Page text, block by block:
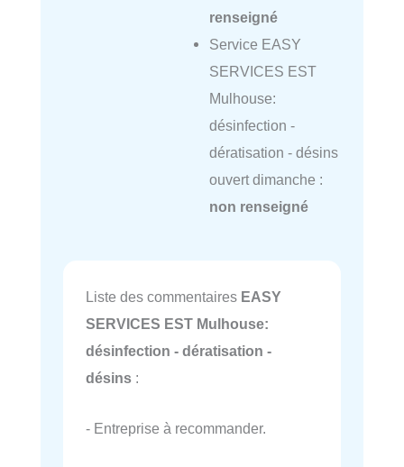
renseigné
Service EASY
SERVICES EST
Mulhouse:
désinfection -
dératisation - désins
ouvert dimanche :
non renseigné
Liste des commentaires EASY
SERVICES EST Mulhouse:
désinfection - dératisation -
désins :
- Entreprise à recommander.